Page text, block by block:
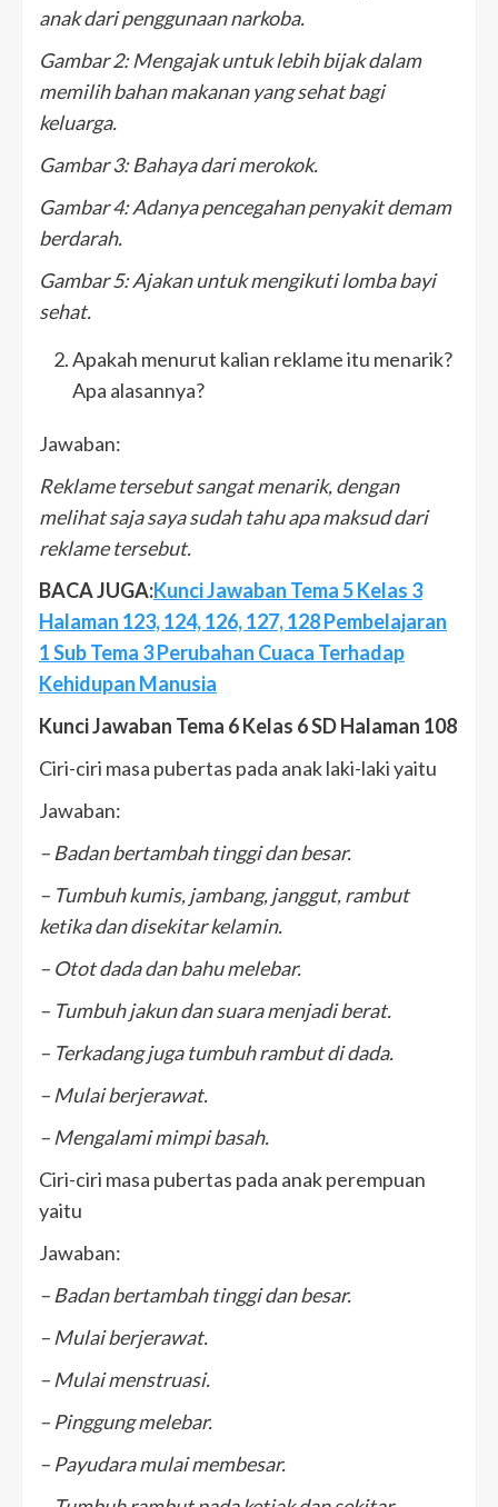
anak dari penggunaan narkoba.
Gambar 2: Mengajak untuk lebih bijak dalam
memilih bahan makanan yang sehat bagi
keluarga.
Gambar 3: Bahaya dari merokok.
Gambar 4: Adanya pencegahan penyakit demam
berdarah.
Gambar 5: Ajakan untuk mengikuti lomba bayi
sehat.
Apakah menurut kalian reklame itu menarik?
Apa alasannya?
Jawaban:
Reklame tersebut sangat menarik, dengan
melihat saja saya sudah tahu apa maksud dari
reklame tersebut.
BACA JUGA:Kunci Jawaban Tema 5 Kelas 3
Halaman 123, 124, 126, 127, 128 Pembelajaran
1 Sub Tema 3 Perubahan Cuaca Terhadap
Kehidupan Manusia
Kunci Jawaban Tema 6 Kelas 6 SD Halaman 108
Ciri-ciri masa pubertas pada anak laki-laki yaitu
Jawaban:
– Badan bertambah tinggi dan besar.
– Tumbuh kumis, jambang, janggut, rambut
ketika dan disekitar kelamin.
– Otot dada dan bahu melebar.
– Tumbuh jakun dan suara menjadi berat.
– Terkadang juga tumbuh rambut di dada.
– Mulai berjerawat.
– Mengalami mimpi basah.
Ciri-ciri masa pubertas pada anak perempuan
yaitu
Jawaban:
– Badan bertambah tinggi dan besar.
– Mulai berjerawat.
– Mulai menstruasi.
– Pinggung melebar.
– Payudara mulai membesar.